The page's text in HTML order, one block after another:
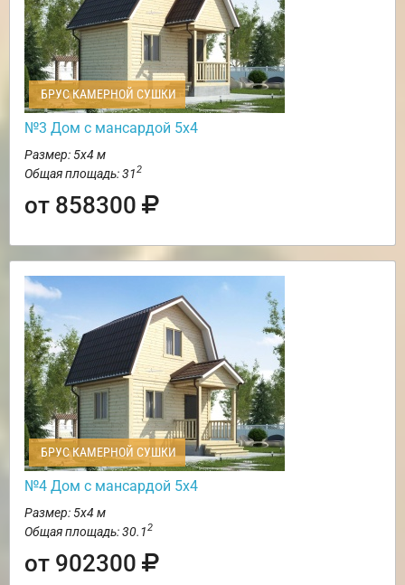
БРУС КАМЕРНОЙ СУШКИ
№3 Дом с мансардой 5х4
Размер: 5х4 м
Общая площадь: 312
от 858300
БРУС КАМЕРНОЙ СУШКИ
№4 Дом с мансардой 5х4
Размер: 5х4 м
Общая площадь: 30.12
от 902300